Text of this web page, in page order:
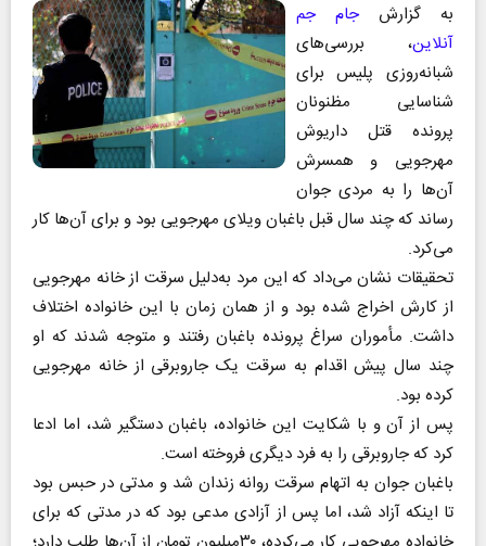
به گزارشجام جم
آنلاین، بررسی‌های
شبانه‌روزی پلیس برای
شناسایی مظنونان
پرونده قتل داریوش
مهرجویی و همسرش
آن‌ها را به مردی جوان
رساند که چند سال قبل باغبان ویلای مهرجویی بود و برای آن‌ها کار
می‌کرد.
تحقیقات نشان می‌داد که این مرد به‌دلیل سرقت از خانه مهرجویی
از کارش اخراج شده بود و از همان زمان با این خانواده اختلاف
داشت. مأموران سراغ پرونده باغبان رفتند و متوجه شدند که او
چند سال پیش اقدام به سرقت یک جاروبرقی از خانه مهرجویی
کرده بود.
پس از آن و با شکایت این خانواده، باغبان دستگیر شد، اما ادعا
کرد که جاروبرقی را به فرد دیگری فروخته است.
باغبان جوان به اتهام سرقت روانه زندان شد و مدتی در حبس بود
تا اینکه آزاد شد، اما پس از آزادی مدعی بود که در مدتی که برای